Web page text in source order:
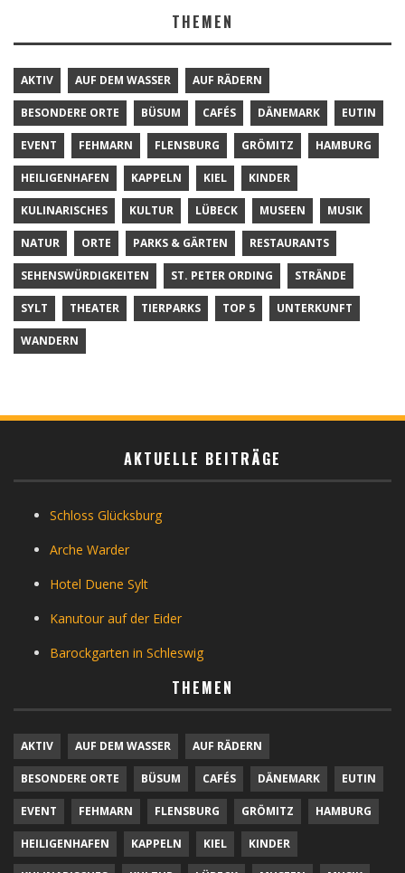
THEMEN
AKTIV AUF DEM WASSER AUF RÄDERN
BESONDERE ORTE BÜSUM CAFÉS DÄNEMARK EUTIN
EVENT FEHMARN FLENSBURG GRÖMITZ HAMBURG
HEILIGENHAFEN KAPPELN KIEL KINDER
KULINARISCHES KULTUR LÜBECK MUSEEN MUSIK
NATUR ORTE PARKS & GÄRTEN RESTAURANTS
SEHENSWÜRDIGKEITEN ST. PETER ORDING STRÄNDE
SYLT THEATER TIERPARKS TOP 5 UNTERKUNFT
WANDERN
AKTUELLE BEITRÄGE
Schloss Glücksburg
Arche Warder
Hotel Duene Sylt
Kanutour auf der Eider
Barockgarten in Schleswig
THEMEN
AKTIV AUF DEM WASSER AUF RÄDERN
BESONDERE ORTE BÜSUM CAFÉS DÄNEMARK EUTIN
EVENT FEHMARN FLENSBURG GRÖMITZ HAMBURG
HEILIGENHAFEN KAPPELN KIEL KINDER